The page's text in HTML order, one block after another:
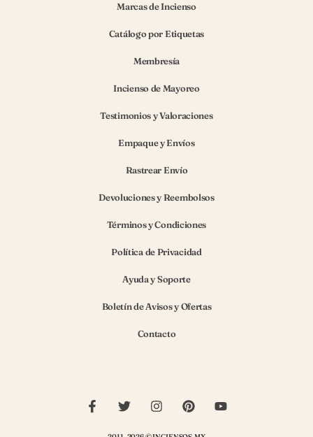
Marcas de Incienso
Catálogo por Etiquetas
Membresía
Incienso de Mayoreo
Testimonios y Valoraciones
Empaque y Envíos
Rastrear Envío
Devoluciones y Reembolsos
Términos y Condiciones
Política de Privacidad
Ayuda y Soporte
Boletín de Avisos y Ofertas
Contacto